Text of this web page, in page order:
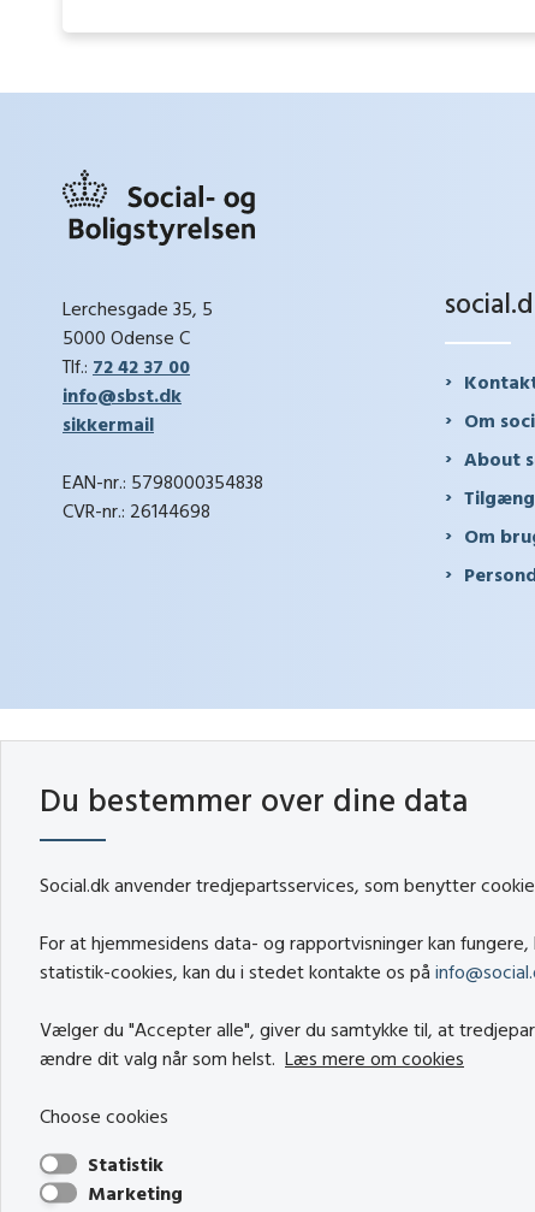
Lerchesgade 35, 5
5000 Odense C
Tlf.: 72 42 37 00
info@sbst.dk
sikkermail
EAN-nr.: 5798000354838
CVR-nr.: 26144698
Om
About
Om
Du bestemmer over dine data
Social.dk anvender tredjepartsservices, som benytter
For at hjemmesidens data- og rapportvisninger kan
statistik-cookies, kan du i stedet kontakte os på
Vælger du "Accepter alle", giver du samtykke til, at
ændre dit valg når som helst. Læs mere om cookies
Choose cookies
Statistik
Marketing